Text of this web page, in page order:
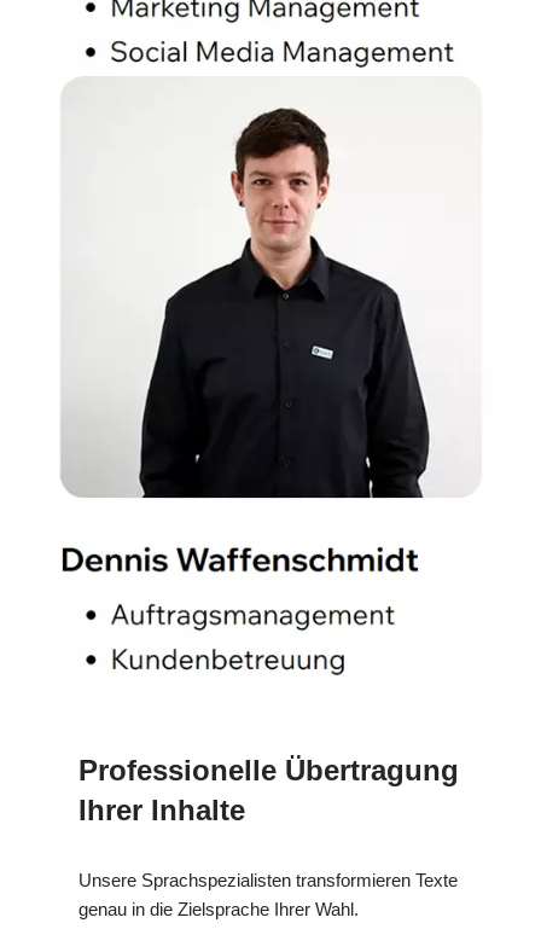
Professionelle Übertragung
Ihrer Inhalte
Unsere Sprachspezialisten transformieren Texte
genau in die Zielsprache Ihrer Wahl.